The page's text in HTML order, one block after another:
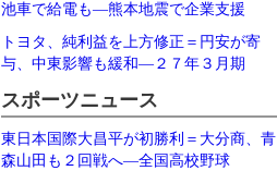
池車で給電も―熊本地震で企業支援
トヨタ、純利益を上方修正＝円安が寄
与、中東影響も緩和―２７年３月期
スポーツニュース
東日本国際大昌平が初勝利＝大分商、青
森山田も２回戦へ―全国高校野球